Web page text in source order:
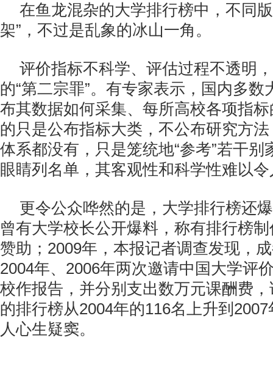
在鱼龙混杂的大学排行榜中，不同
架”，不过是乱象的冰山一角。
评价指标不科学、评估过程不透明
的“第二宗罪”。有专家表示，国内多数
布其数据如何采集、每所高校各项指
的只是公布指标大类，不公布研究方
体系都没有，只是笼统地“参考”若干别
眼睛列名单，其客观性和科学性难以
更令公众哗然的是，大学排行榜还
曾有大学校长公开爆料，称有排行榜
赞助；2009年，本报记者调查发现，
2004年、2006年两次邀请中国大学评
校作报告，并分别支出数万元课酬费
的排行榜从2004年的116名上升到
人心生疑窦。